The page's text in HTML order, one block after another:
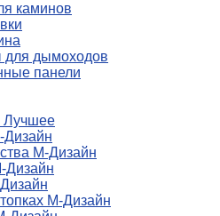
каминов
дымоходов
панели
Лучшее
Дизайн
М-Дизайн
Дизайн
М-Дизайн